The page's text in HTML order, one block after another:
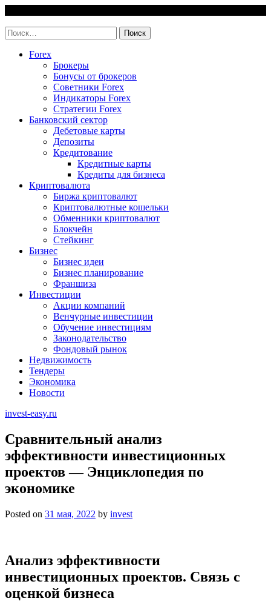
content
Найти:
Forex
Брокеры
Бонусы от брокеров
Советники Forex
Индикаторы Forex
Стратегии Forex
Банковский сектор
Дебетовые карты
Депозиты
Кредитование
Кредитные карты
Кредиты для бизнеса
Криптовалюта
Биржа криптовалют
Криптовалютные кошельки
Обменники криптовалют
Блокчейн
Стейкинг
Бизнес
Бизнес идеи
Бизнес планирование
Франшиза
Инвестиции
Акции компаний
Венчурные инвестиции
Обучение инвестициям
Законодательство
Фондовый рынок
Недвижимость
Тендеры
Экономика
Новости
invest-easy.ru
Сравнительный анализ
эффективности инвестиционных
проектов — Энциклопедия по
экономике
Posted on 31 мая, 2022 by invest
Анализ эффективности
инвестиционных проектов. Связь с
оценкой бизнеса